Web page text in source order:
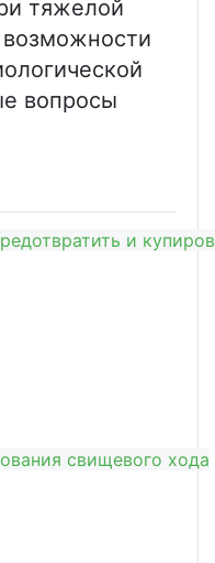
тяжелой
вопросы